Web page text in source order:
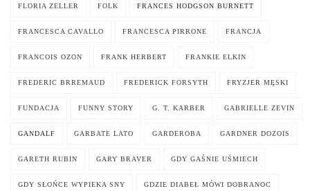
FLORIA ZELLER FOLK FRANCES HODGSON BURNETT
FRANCESCA CAVALLO FRANCESCA PIRRONE FRANCJA
FRANCOIS OZON FRANK HERBERT FRANKIE ELKIN
FREDERIC BRREMAUD FREDERICK FORSYTH FRYZJER MĘSKI
FUNDACJA FUNNY STORY G. T. KARBER GABRIELLE ZEVIN
GANDALF GARBATE LATO GARDEROBA GARDNER DOZOIS
GARETH RUBIN GARY BRAVER GDY GAŚNIE UŚMIECH
GDY SŁOŃCE WYPIEKA SNY GDZIE DIABEŁ MÓWI DOBRANOC